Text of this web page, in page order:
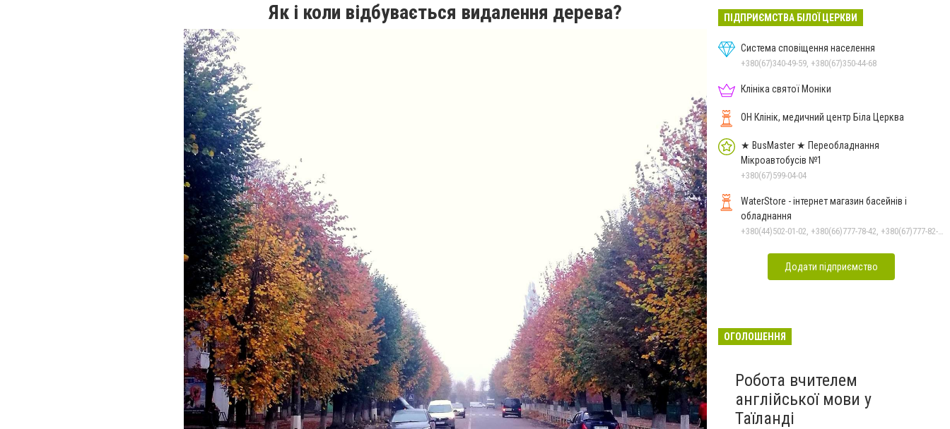
Як і коли відбувається видалення дерева? Всі матеріали тут
ПІДПРИЄМСТВА БІЛОЇ ЦЕРКВИ
Система сповіщення населення
+380(67)340-49-59, +380(67)350-44-68
Клініка святої Моніки
ОН Клінік, медичний центр Біла Церква
★ BusMaster ★ Переобладнання
Мікроавтобусів №1
+380(67)599-04-04
WaterStore - інтернет магазин басейнів і
обладнання
Додати підприємство
ОГОЛОШЕННЯ
Робота вчителем
англійської мови у
Таїланді